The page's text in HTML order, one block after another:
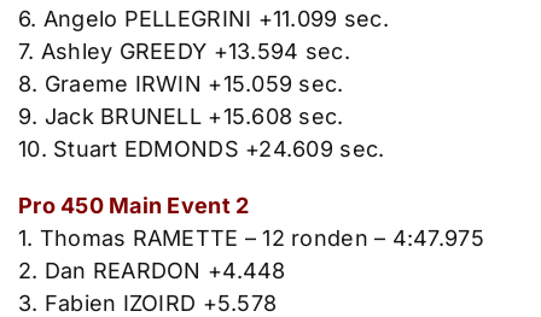
6. Angelo PELLEGRINI +11.099 sec.
7. Ashley GREEDY +13.594 sec.
8. Graeme IRWIN +15.059 sec.
9. Jack BRUNELL +15.608 sec.
10. Stuart EDMONDS +24.609 sec.
Pro 450 Main Event 2
1. Thomas RAMETTE – 12 ronden – 4:47.975
2. Dan REARDON +4.448
3. Fabien IZOIRD +5.578